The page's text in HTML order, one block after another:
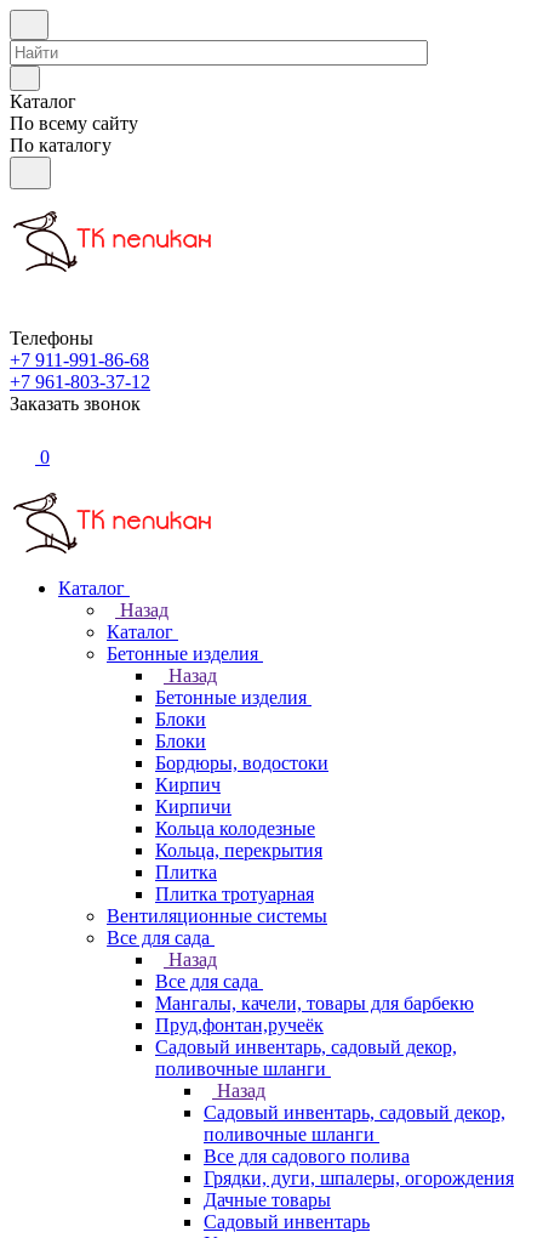
Каталог
По всему сайту
По каталогу
Телефоны
+7 911-991-86-68
+7 961-803-37-12
Заказать звонок
0
Каталог
Назад
Каталог
Бетонные изделия
Назад
Бетонные изделия
Блоки
Блоки
Бордюры, водостоки
Кирпич
Кирпичи
Кольца колодезные
Кольца, перекрытия
Плитка
Плитка тротуарная
Вентиляционные системы
Все для сада
Назад
Все для сада
Мангалы, качели, товары для барбекю
Пруд,фонтан,ручеёк
Садовый инвентарь, садовый декор,
поливочные шланги
Назад
Садовый инвентарь, садовый декор,
поливочные шланги
Все для садового полива
Грядки, дуги, шпалеры, огорождения
Дачные товары
Садовый инвентарь